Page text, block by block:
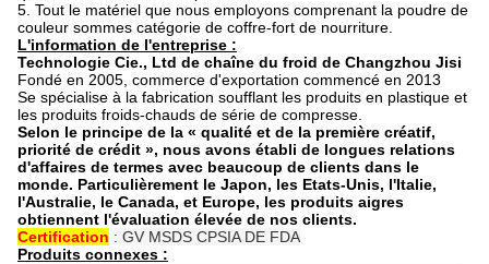
5. Tout le matériel que nous employons comprenant la poudre de
couleur sommes catégorie de coffre-fort de nourriture.
L'information de l'entreprise :
Technologie Cie., Ltd de chaîne du froid de Changzhou Jisi
Fondé en 2005, commerce d'exportation commencé en 2013
Se spécialise à la fabrication soufflant les produits en plastique et
les produits froids-chauds de série de compresse.
Selon le principe de la « qualité et de la première créatif,
priorité de crédit », nous avons établi de longues relations
d'affaires de termes avec beaucoup de clients dans le
monde. Particulièrement le Japon, les Etats-Unis, l'Italie,
l'Australie, le Canada, et Europe, les produits aigres
obtiennent l'évaluation élevée de nos clients.
Certification : GV MSDS CPSIA DE FDA
Produits connexes :